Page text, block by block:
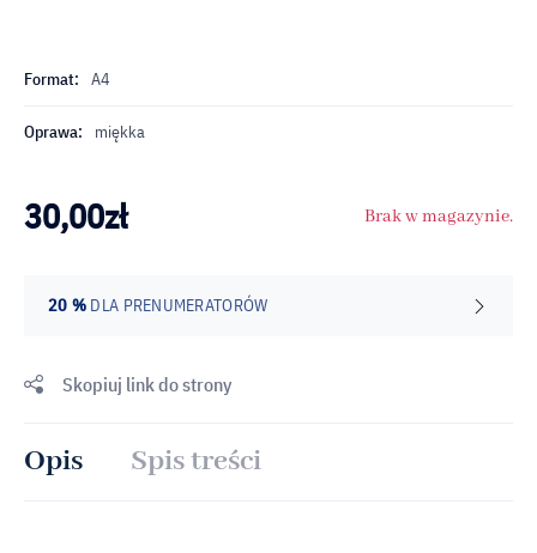
Format: A4
Oprawa: miękka
30,00zł Brak w magazynie.
20 % DLA PRENUMERATORÓW
Skopiuj link do strony
Opis Spis treści